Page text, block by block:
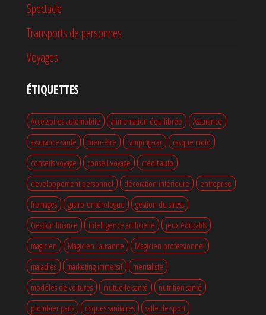
Spectacle
Transports de personnes
Voyages
ÉTIQUETTES
Accessoires automobile alimentation équilibrée
Assurance
assurance santé
bien-être camping-car
casque moto
conseils voyage
conseil voyage
crédit auto
developpement personnel
décoration intérieure
entreprise
fromages
gastro-entérologue
gestion du stress
Gestion finance
intelligence artificielle
jeux éducatifs
magicien
Magicien Lausanne
Magicien professionnel
maladies
marketing immersif
mentaliste
modèles de voitures
mutuelle santé
nutrition santé
plombier paris
risques sanitaires
salle de sport